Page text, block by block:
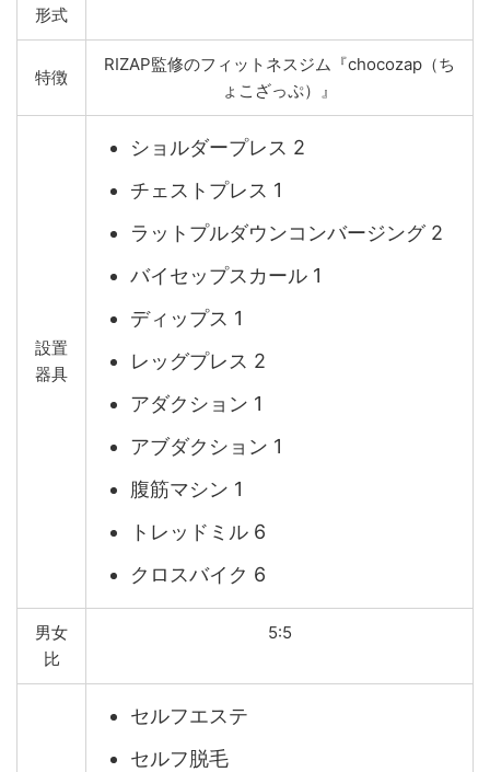
形式
特徴
RIZAP監修のフィットネスジム『chocozap（ち
ょこざっぷ）』
設置
器具
ショルダープレス 2
チェストプレス 1
ラットプルダウンコンバージング 2
バイセップスカール 1
ディップス 1
レッグプレス 2
アダクション 1
アブダクション 1
腹筋マシン 1
トレッドミル 6
クロスバイク 6
男女
比
5:5
セルフエステ
セルフ脱毛